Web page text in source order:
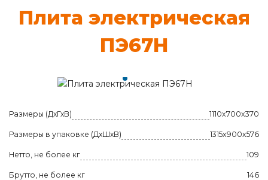
Пли­та э­лек­три­чес­кая
ПЭ67Н
Размеры (ДхГхВ) 1110x700x370
Размеры в упаковке (ДхШхВ) 1315x900x576
Нетто, не более кг 109
Брутто, не более кг 146